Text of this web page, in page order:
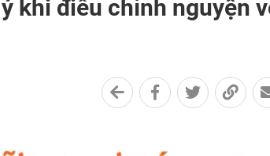
khi điều chỉnh nguyện